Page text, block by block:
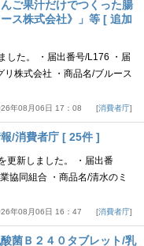
ご果汁だけでつくった腸
ス株式会社》」等 [ 追加
した。 ・届出番号/L176 ・届
株式会社 ・商品名/ブルース
年08月06日 17：08 消費者庁
/消費者庁 [ 25件 ]
更新しました。 ・届出番
協同組合 ・商品名/清水のミ
年08月06日 16：47 消費者庁
菌Ｂ２４０タブレット/乳